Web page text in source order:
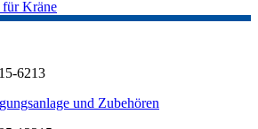
für Kräne
und Zubehören